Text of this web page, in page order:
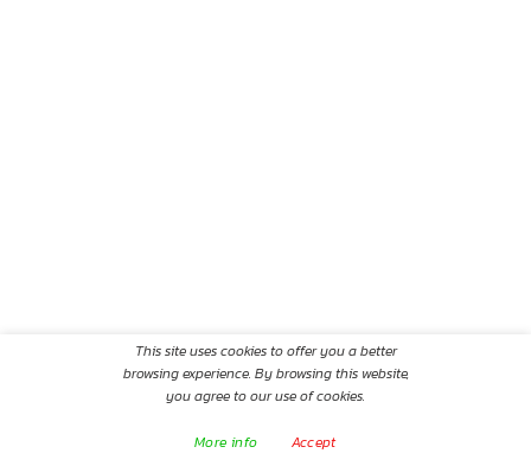
This site uses cookies to offer you a better
browsing experience. By browsing this website,
you agree to our use of cookies.
More info Accept